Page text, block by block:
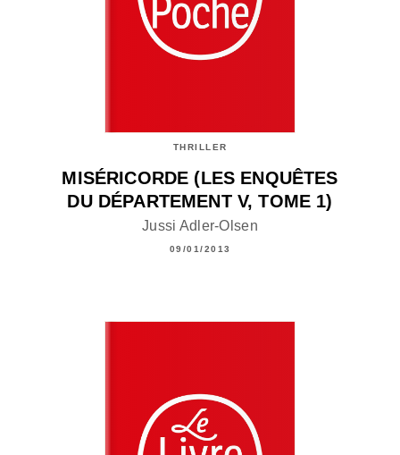
THRILLER
MISÉRICORDE (LES ENQUÊTES
DU DÉPARTEMENT V, TOME 1)
Jussi Adler-Olsen
09/01/2013